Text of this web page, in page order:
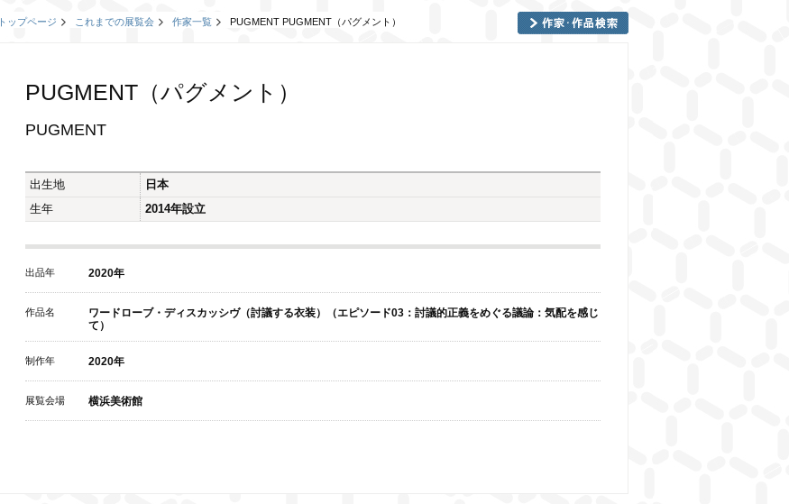
トップページ これまでの展覧会 作家一覧 PUGMENT PUGMENT（パグメント）
PUGMENT（パグメント）
PUGMENT
出生地
日本
生年
2014年設立
出品年 2020年
作品名
ワードローブ・ディスカッシヴ（討議する衣装）（エピソード03：討議的正義をめぐる議論：気配を感じ
て）
制作年 2020年
展覧会場 横浜美術館